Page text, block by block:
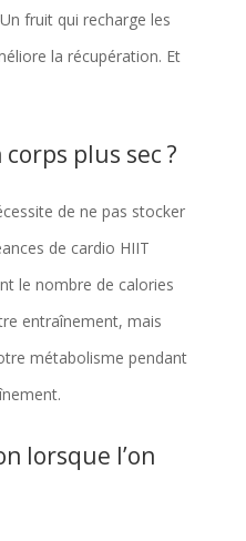
fruit qui recharge les
la récupération. Et
plus sec ?
de ne pas stocker
de cardio HIIT
le nombre de calories
entraînement, mais
métabolisme pendant
lorsque l’on